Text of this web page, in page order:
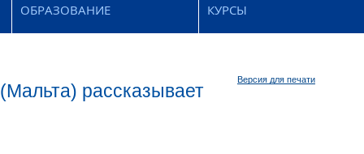
ОБРАЗОВАНИЕ
КУРСЫ
Версия для печати
рассказывает